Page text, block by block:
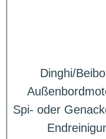
Dinghi/
Spi- oder